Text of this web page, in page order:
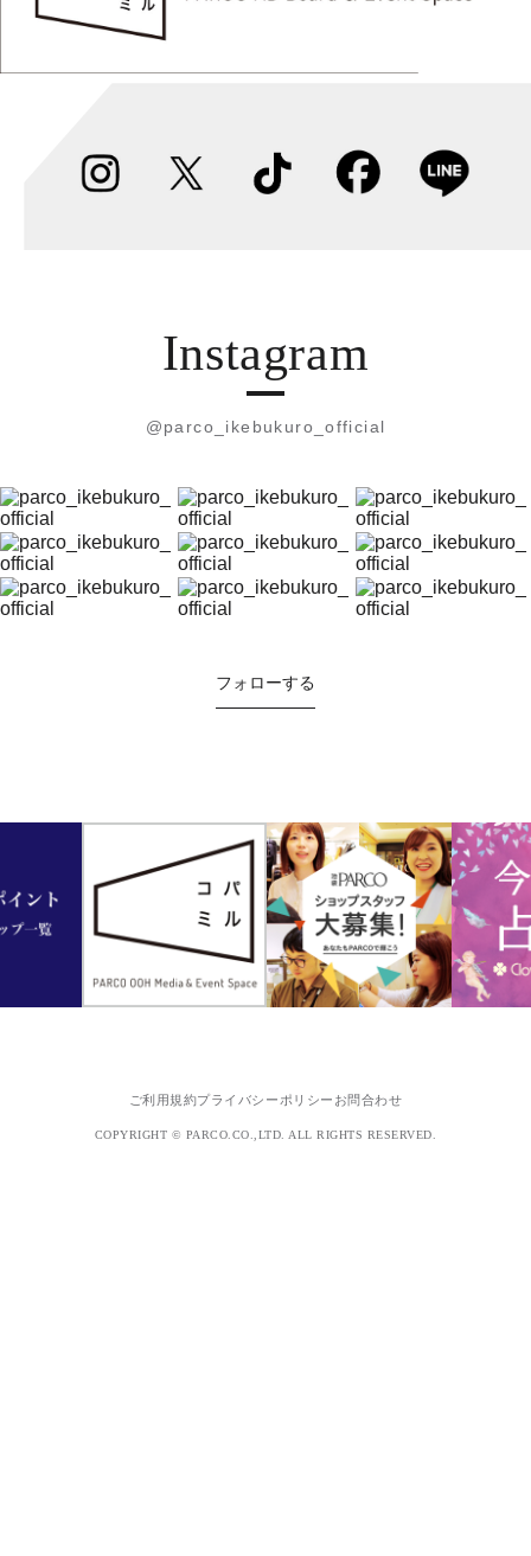
Instagram
@parco_ikebukuro_official
フォローする
ご利用規約プライバシーポリシー お問合わせ
COPYRIGHT © PARCO.CO.,LTD. ALL RIGHTS RESERVED.